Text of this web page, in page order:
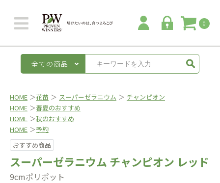
0
全ての商品
HOME ＞花苗 ＞ スーパーゼラニウム ＞ チャンピオン
HOME ＞春夏のおすすめ
HOME ＞秋のおすすめ
HOME ＞予約
おすすめ商品
スーパーゼラニウム チャンピオン レッド
9cmポリポット